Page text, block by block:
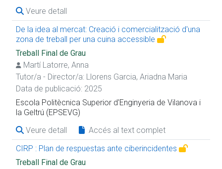
Veure detall
De la idea al mercat: Creació i comercialització d'una
zona de treball per una cuina accessible
Treball Final de Grau
Martí Latorre, Anna
Tutor/a - Director/a: Llorens Garcia, Ariadna Maria
Data de publicació: 2025
Escola Politècnica Superior d'Enginyeria de Vilanova i
la Geltrú (EPSEVG)
Veure detall
Accés al text complet
CIRP : Plan de respuestas ante ciberincidentes
Treball Final de Grau